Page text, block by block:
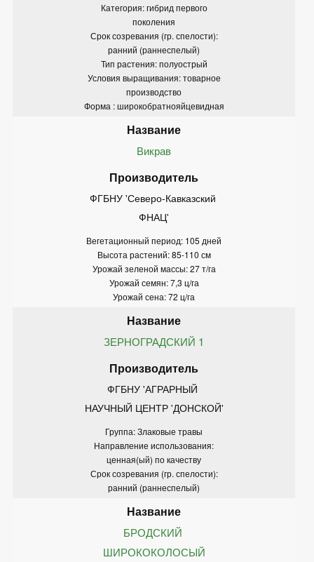
Категория: гибрид первого
поколения
Срок созревания (гр. спелости):
ранний (раннеспелый)
Тип растения: полуострый
Условия выращивания: товарное
производство
Форма : широкобратнояйцевидная
Викрав
ФГБНУ 'Северо-Кавказский
ФНАЦ'
Вегетационный период: 105 дней
Высота растений: 85-110 см
Урожай зеленой массы: 27 т/га
Урожай семян: 7,3 ц/га
Урожай сена: 72 ц/га
ЗЕРНОГРАДСКИЙ 1
ФГБНУ 'АГРАРНЫЙ
НАУЧНЫЙ ЦЕНТР 'ДОНСКОЙ'
Группа: Злаковые травы
Направление использования:
ценная(ый) по качеству
Срок созревания (гр. спелости):
ранний (раннеспелый)
БРОДСКИЙ
ШИРОКОКОЛОСЫЙ